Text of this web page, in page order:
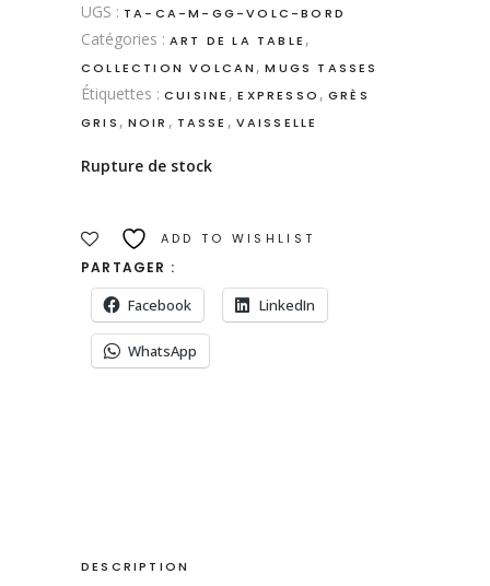
UGS : TA-CA-M-GG-VOLC-BORD
Catégories : ART DE LA TABLE ,
COLLECTION VOLCAN ,MUGS TASSES
Étiquettes : CUISINE ,EXPRESSO ,GRÈS
GRIS , NOIR , TASSE , VAISSELLE
Rupture de stock
ADD TO WISHLIST
PARTAGER :
Facebook LinkedIn
WhatsApp
DESCRIPTION